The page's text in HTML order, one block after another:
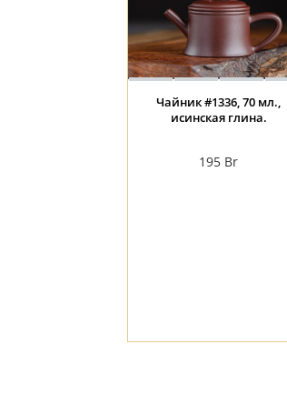
Чайник #1336, 70 мл.,
исинская глина.
195 Br